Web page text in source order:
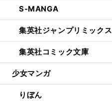
S-MANGA
集英社ジャンプリミックス
集英社コミック文庫
少女マンガ
りぼん